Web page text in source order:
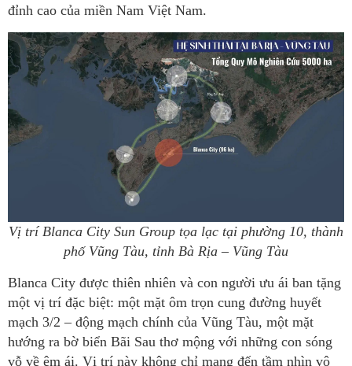
đỉnh cao của miền Nam Việt Nam.
Vị trí Blanca City Sun Group tọa lạc tại phường 10, thành
phố Vũng Tàu, tỉnh Bà Rịa – Vũng Tàu
Blanca City được thiên nhiên và con người ưu ái ban tặng
một vị trí đặc biệt: một mặt ôm trọn cung đường huyết
mạch 3/2 – động mạch chính của Vũng Tàu, một mặt
hướng ra bờ biển Bãi Sau thơ mộng với những con sóng
vỗ về êm ái. Vị trí này không chỉ mang đến tầm nhìn vô